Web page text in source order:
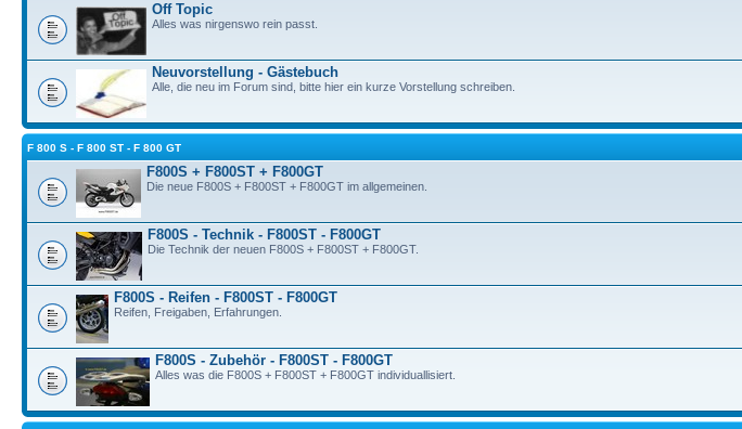
Off Topic
Alles was nirgenswo rein passt.
Neuvorstellung - Gästebuch
Alle, die neu im Forum sind, bitte hier ein kurze Vorstellung schreiben.
F 800 S - F 800 ST - F 800 GT
F800S + F800ST + F800GT
Die neue F800S + F800ST + F800GT im allgemeinen.
F800S - Technik - F800ST - F800GT
Die Technik der neuen F800S + F800ST + F800GT.
F800S - Reifen - F800ST - F800GT
Reifen, Freigaben, Erfahrungen.
F800S - Zubehör - F800ST - F800GT
Alles was die F800S + F800ST + F800GT individuallisiert.